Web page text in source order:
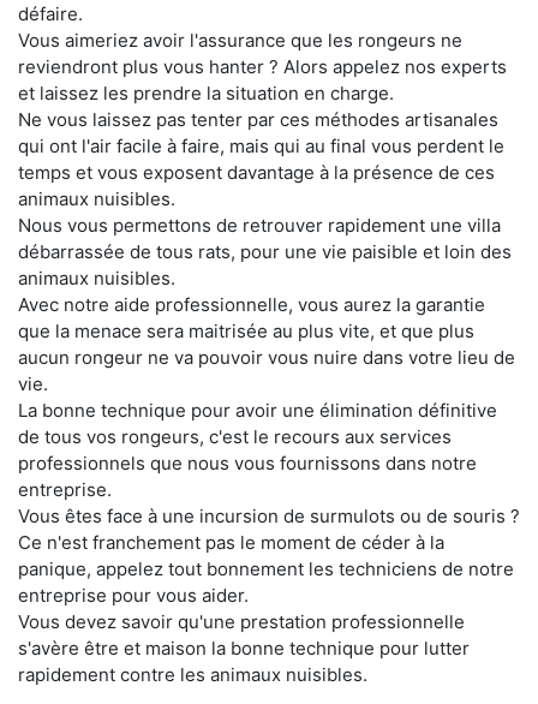
défaire.
Vous aimeriez avoir l'assurance que les rongeurs ne
reviendront plus vous hanter ? Alors appelez nos experts
et laissez les prendre la situation en charge.
Ne vous laissez pas tenter par ces méthodes artisanales
qui ont l'air facile à faire, mais qui au final vous perdent le
temps et vous exposent davantage à la présence de ces
animaux nuisibles.
Nous vous permettons de retrouver rapidement une villa
débarrassée de tous rats, pour une vie paisible et loin des
animaux nuisibles.
Avec notre aide professionnelle, vous aurez la garantie
que la menace sera maitrisée au plus vite, et que plus
aucun rongeur ne va pouvoir vous nuire dans votre lieu de
vie.
La bonne technique pour avoir une élimination définitive
de tous vos rongeurs, c'est le recours aux services
professionnels que nous vous fournissons dans notre
entreprise.
Vous êtes face à une incursion de surmulots ou de souris ?
Ce n'est franchement pas le moment de céder à la
panique, appelez tout bonnement les techniciens de notre
entreprise pour vous aider.
Vous devez savoir qu'une prestation professionnelle
s'avère être et maison la bonne technique pour lutter
rapidement contre les animaux nuisibles.